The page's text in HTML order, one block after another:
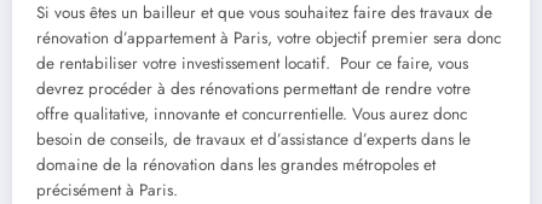
Si vous êtes un bailleur et que vous souhaitez faire des travaux de
rénovation d’appartement à Paris, votre objectif premier sera donc
de rentabiliser votre investissement locatif. Pour ce faire, vous
devrez procéder à des rénovations permettant de rendre votre
offre qualitative, innovante et concurrentielle. Vous aurez donc
besoin de conseils, de travaux et d’assistance d’experts dans le
domaine de la rénovation dans les grandes métropoles et
précisément à Paris.